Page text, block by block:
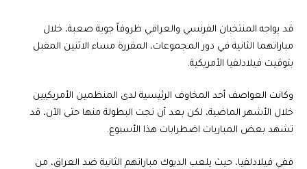
قد يواجه المنتخبان الفرنسي والعراقي ظروفاً جوية صعبة، خلال
مباراتهما الثانية في دور المجموعات، المقررة مساء الاثنين المقبل
بتوقيت فيلادلفيا الأمريكية.
وكانت العواصف أحد المخاوف الرئيسية لدى المنظمين الأمريكيين
خلال الأشهر الماضية، لكن بعد أن نجت البطولة منها حتى الآن، قد
تشهد بعض المباريات اضطرابات هذا الأسبوع.
ففي فيلادلفيا، حيث يلعب الديوك مباراتهم الثانية ضد العراق، من